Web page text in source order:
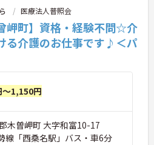
医療法人普照会
岬町】資格・経験不問☆介
る介護のお仕事です♪＜パ
1,150円
木曽岬町 大字和富10-17
線「西桑名駅」バス・車6分